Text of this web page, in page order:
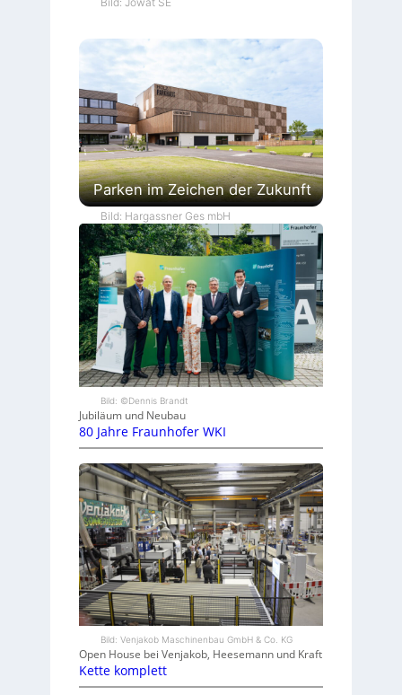
Parken im Zeichen der Zukunft
Bild: Hargassner Ges mbH
Bild: ©Dennis Brandt
Jubiläum und Neubau
80 Jahre Fraunhofer WKI
Bild: Venjakob Maschinenbau GmbH & Co. KG
Open House bei Venjakob, Heesemann und Kraft
Kette komplett